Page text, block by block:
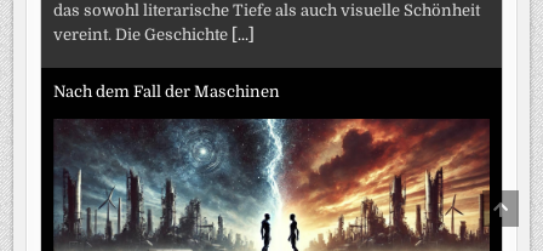
das sowohl literarische Tiefe als auch visuelle Schönheit
vereint. Die Geschichte [...]
Nach dem Fall der Maschinen
TO
TOP